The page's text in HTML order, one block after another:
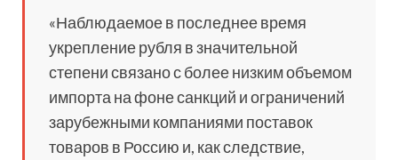
«Наблюдаемое в последнее время
укрепление рубля в значительной
степени связано с более низким объемом
импорта на фоне санкций и ограничений
зарубежными компаниями поставок
товаров в Россию и, как следствие,